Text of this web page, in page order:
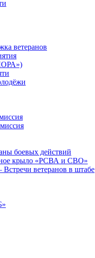
ветеранов
боевых действий
крыло «РСВА и СВО»
ветеранов в штабе